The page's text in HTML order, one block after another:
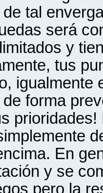
tal
será
y
tus
igualmente
forma
En
y se
pero la